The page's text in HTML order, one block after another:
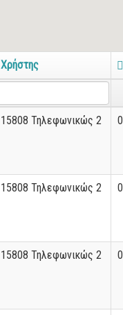
Χρήστης
15808 Τηλεφωνικώς 2 0
15808 Τηλεφωνικώς 2 0
15808 Τηλεφωνικώς 2 0